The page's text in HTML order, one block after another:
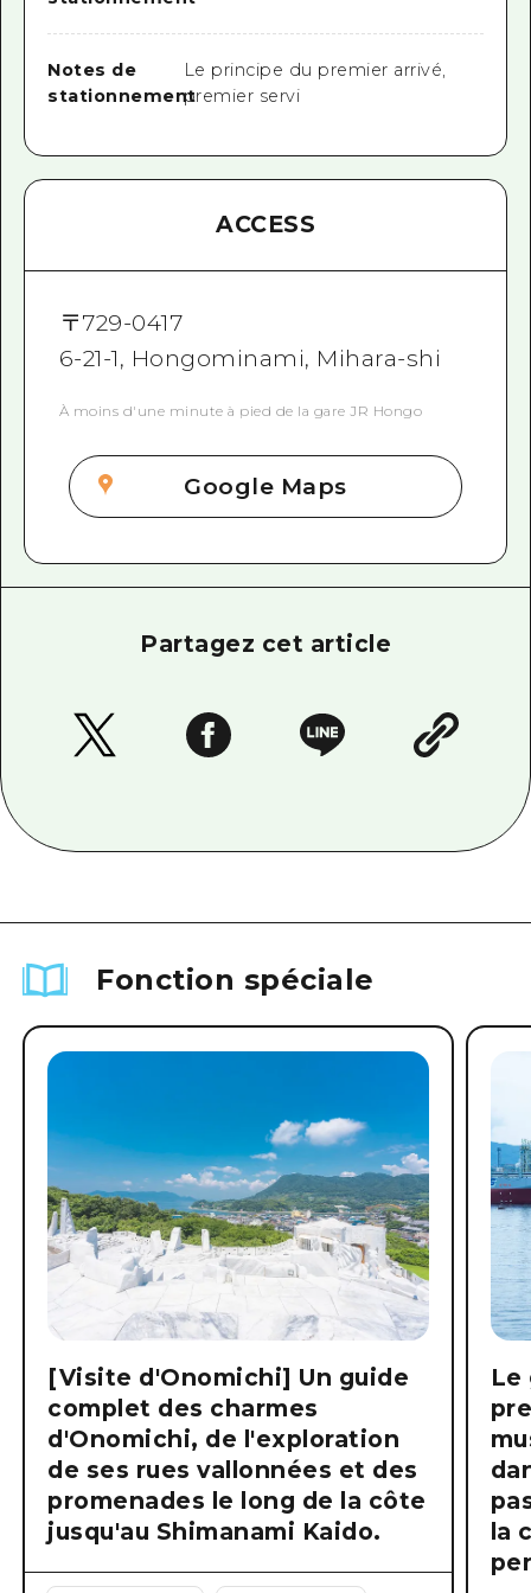
Notes de
stationnement
Le principe du premier arrivé,
premier servi
ACCESS
〒729-0417
6-21-1, Hongominami, Mihara-shi
À moins d'une minute à pied de la gare JR Hongo
Google Maps
Partagez cet article
Fonction spéciale
[Visite d'Onomichi] Un guide
complet des charmes
d'Onomichi, de l'exploration
de ses rues vallonnées et des
promenades le long de la côte
jusqu'au Shimanami Kaido.
Le
la